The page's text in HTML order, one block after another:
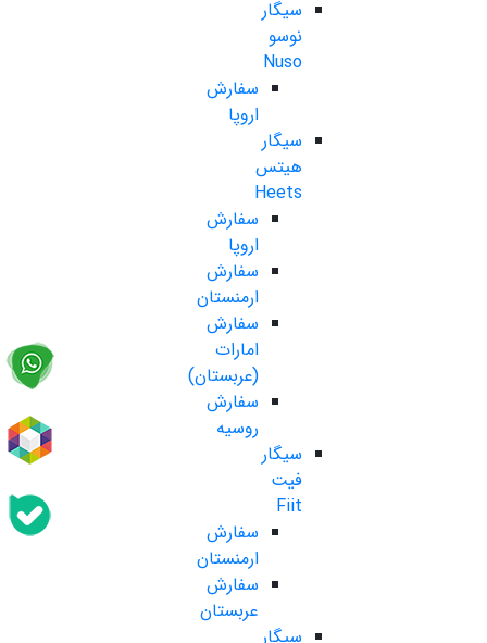
سیگار
نوسو
Nuso
سفارش
اروپا
سیگار
هیتس
Heets
سفارش
اروپا
سفارش
ارمنستان
سفارش
امارات
(عربستان)
سفارش
روسیه
سیگار
فیت
Fiit
سفارش
ارمنستان
سفارش
عربستان
سیگار